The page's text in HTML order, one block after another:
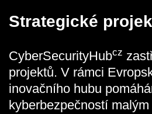
Strategické
CyberSecurityHubcz
projektů. V rámci
inovačního hubu
kyberbezpečností